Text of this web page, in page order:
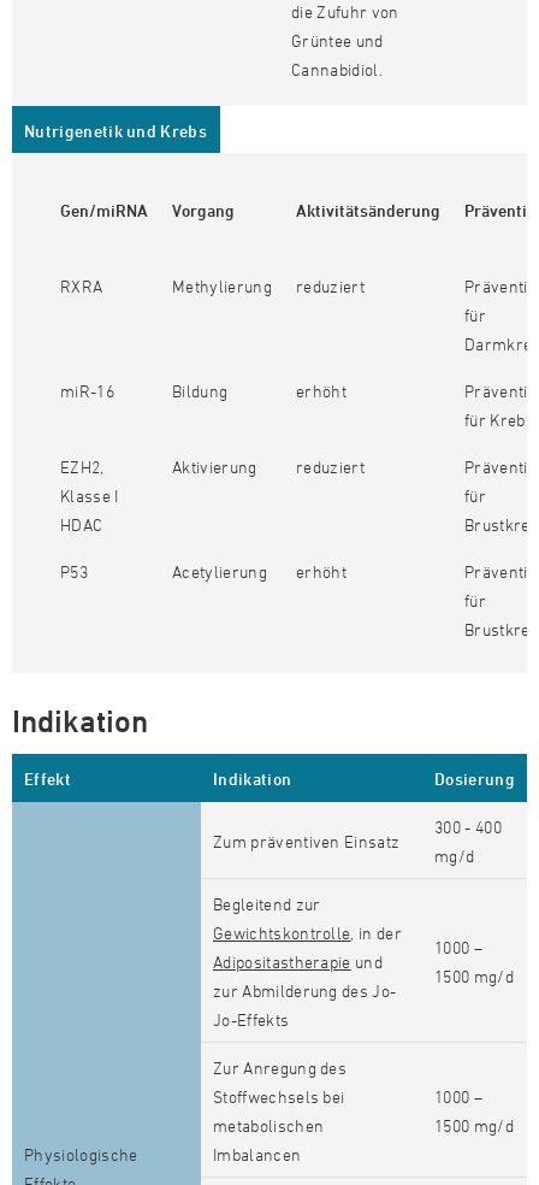
die Zufuhr von
Grüntee und
Cannabidiol.
Nutrigenetik und Krebs
Gen/miRNA Vorgang Aktivitätsänderung
RXRA Methylierung reduziert
Präventiv
für
miR-16 Bildung erhöht
Präventiv
für Krebs
EZH2,
Klasse I
HDAC
Aktivierung reduziert
Präventiv
für
P53 Acetylierung erhöht
Präventiv
für
Indikation
Effekt Indikation Dosierung
Physiologische
Zum präventiven Einsatz
300 - 400
mg/d
Begleitend zur
Gewichtskontrolle , in der
Adipositastherapie und
zur Abmilderung des Jo-
Jo-Effekts
1000 –
1500 mg/d
Zur Anregung des
Stoffwechsels bei
metabolischen
Imbalancen
1000 –
1500 mg/d